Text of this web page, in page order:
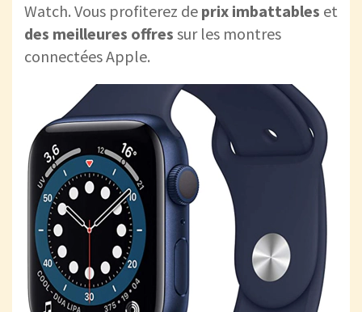
Watch. Vous profiterez de prix imbattables et
des meilleures offres sur les montres
connectées Apple.